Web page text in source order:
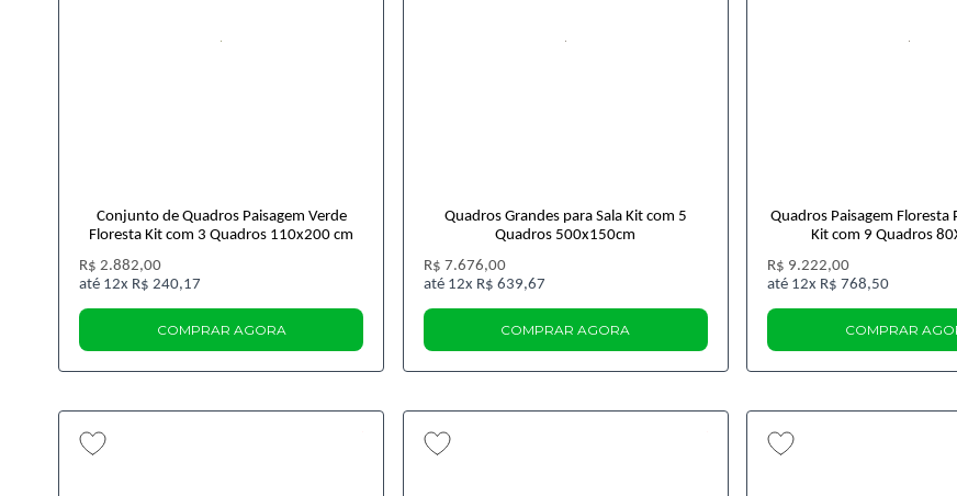
Conjunto de Quadros Paisagem Verde
Floresta Kit com 3 Quadros 110x200 cm
R$ 2.882,00
12x R$ 240,17
COMPRAR AGORA
Quadros Grandes para Sala Kit com 5
Quadros 500x150cm
R$ 7.676,00
12x R$ 639,67
COMPRAR AGORA
Quadros Paisagem Floresta
Kit com 9 Quadros
R$ 9.222,00
12x R$ 768,50
COMPRAR